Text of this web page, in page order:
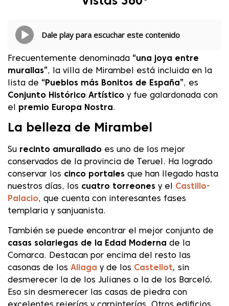
Dale play para escuchar este contenido
Frecuentemente denominada “una joya entre
murallas”, la villa de Mirambel está incluida en la
lista de “Pueblos más Bonitos de España”, es
Conjunto Histórico Artístico y fue galardonada con
el
premio Europa Nostra .
La belleza de Mirambel
Su recinto amurallado es uno de los mejor
conservados de la provincia de Teruel. Ha logrado
conservar los cinco portales que han llegado hasta
nuestros días, los cuatro torreones y el Castillo-
Palacio, que cuenta con interesantes fases
templaria y sanjuanista.
También se puede encontrar el mejor conjunto de
casas solariegas de la Edad Moderna de la
Comarca. Destacan por encima del resto las
casonas de los Aliaga y de los Castellot, sin
desmerecer la de los Julianes o la de los Barceló.
Eso sin desmerecer las casas de piedra con